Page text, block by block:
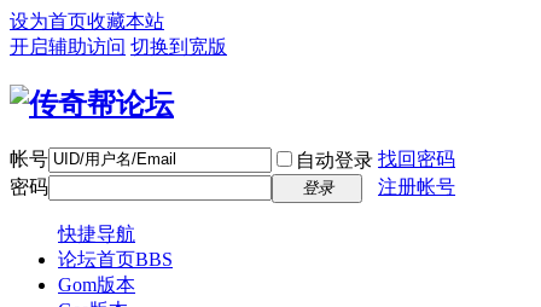
设为首页收藏本站
开启辅助访问 切换到宽版
帐号 自动登录 找回密码
密码
登录 注册帐号
快捷导航
论坛首页BBS
Gom版本